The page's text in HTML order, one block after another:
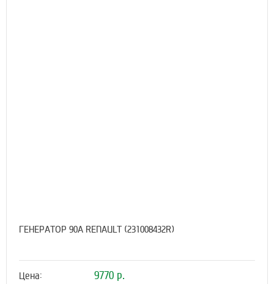
ГЕНЕРАТОР 90А RENAULT (231008432R)
Цена: 9770 р.